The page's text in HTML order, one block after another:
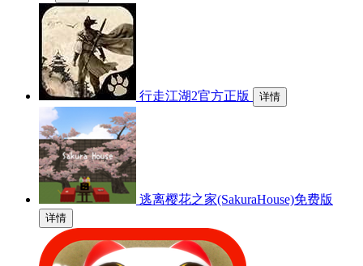
行走江湖2官方正版 详情
逃离樱花之家(SakuraHouse)免费版
详情